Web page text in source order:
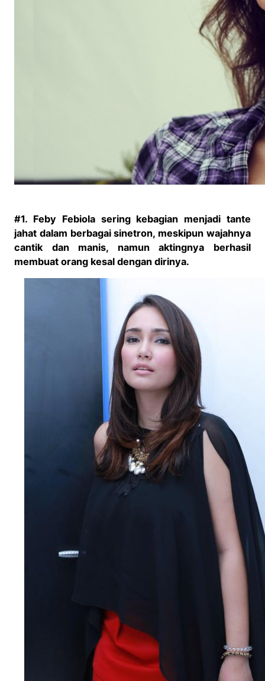
#1. Feby Febiola sering kebagian menjadi tante
jahat dalam berbagai sinetron, meskipun wajahnya
cantik dan manis, namun aktingnya berhasil
membuat orang kesal dengan dirinya.